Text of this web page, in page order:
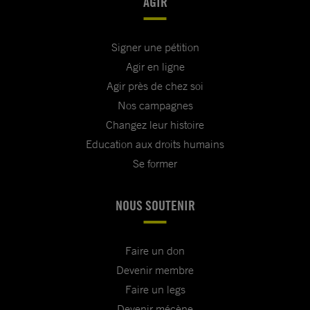
Signer une pétition
Agir en ligne
Agir près de chez soi
Nos campagnes
Changez leur histoire
Education aux droits humains
Se former
NOUS SOUTENIR
Faire un don
Devenir membre
Faire un legs